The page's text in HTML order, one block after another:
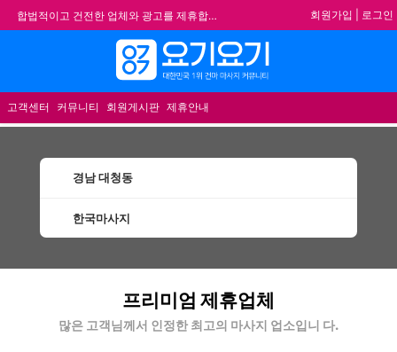
합법적이고 건전한 업체와 광고를 제휴합니다.
★요기요기 설 연휴 휴무 안내★
★ 요기요기 업체회원 안내사항 ★
불건전한 게시글은 삭제 및 회원탈퇴 됩니다.
회원가입 로그인
고객센터 커뮤니티 회원게시판 제휴안내
경남 대청동
한국마사지
프리미엄 제휴업체
많은 고객님께서 인정한 최고의 마사지 업소입니 다.